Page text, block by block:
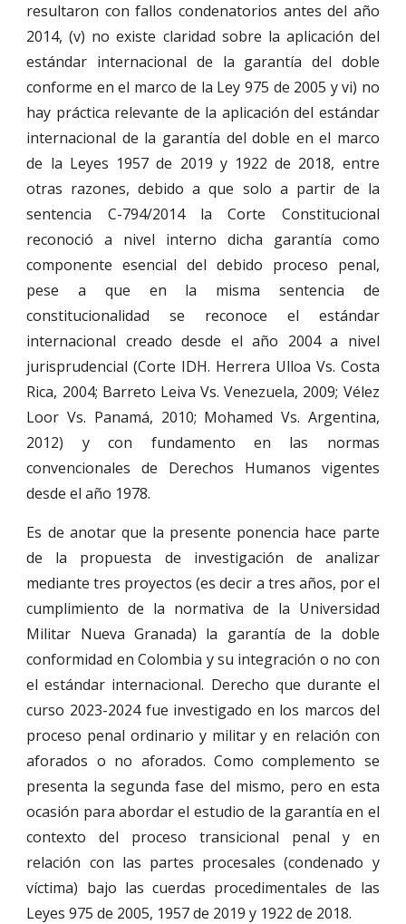
resultaron con fallos condenatorios antes del año
2014, (v) no existe claridad sobre la aplicación del
estándar internacional de la garantía del doble
conforme en el marco de la Ley 975 de 2005 y vi) no
hay práctica relevante de la aplicación del estándar
internacional de la garantía del doble en el marco
de la Leyes 1957 de 2019 y 1922 de 2018, entre
otras razones, debido a que solo a partir de la
sentencia C-794/2014 la Corte Constitucional
reconoció a nivel interno dicha garantía como
componente esencial del debido proceso penal,
pese a que en la misma sentencia de
constitucionalidad se reconoce el estándar
internacional creado desde el año 2004 a nivel
jurisprudencial (Corte IDH. Herrera Ulloa Vs. Costa
Rica, 2004; Barreto Leiva Vs. Venezuela, 2009; Vélez
Loor Vs. Panamá, 2010; Mohamed Vs. Argentina,
2012) y con fundamento en las normas
convencionales de Derechos Humanos vigentes
desde el año 1978.
Es de anotar que la presente ponencia hace parte
de la propuesta de investigación de analizar
mediante tres proyectos (es decir a tres años, por el
cumplimiento de la normativa de la Universidad
Militar Nueva Granada) la garantía de la doble
conformidad en Colombia y su integración o no con
el estándar internacional. Derecho que durante el
curso 2023-2024 fue investigado en los marcos del
proceso penal ordinario y militar y en relación con
aforados o no aforados. Como complemento se
presenta la segunda fase del mismo, pero en esta
ocasión para abordar el estudio de la garantía en el
contexto del proceso transicional penal y en
relación con las partes procesales (condenado y
víctima) bajo las cuerdas procedimentales de las
Leyes 975 de 2005, 1957 de 2019 y 1922 de 2018.